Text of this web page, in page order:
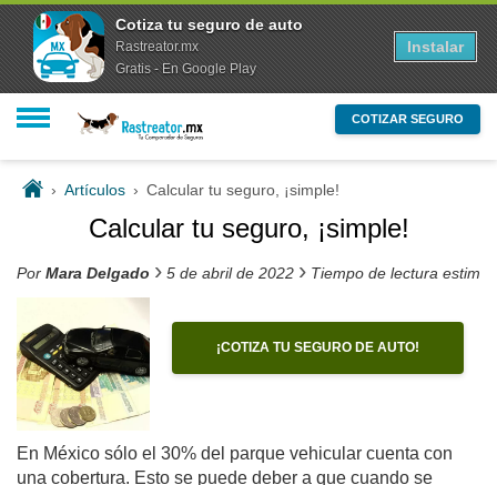
COTIZAR SEGURO
› Artículos › Calcular tu seguro, ¡simple!
Calcular tu seguro, ¡simple!
Por Mara Delgado › 5 de abril de 2022 › Tiempo de lectura
¡COTIZA TU SEGURO DE AUTO!
En México sólo el 30% del parque vehicular cuenta con
una cobertura. Esto se puede deber a que cuando se
Cotiza tu seguro de auto
Rastreator.mx
Gratis - En Google Play
Instalar